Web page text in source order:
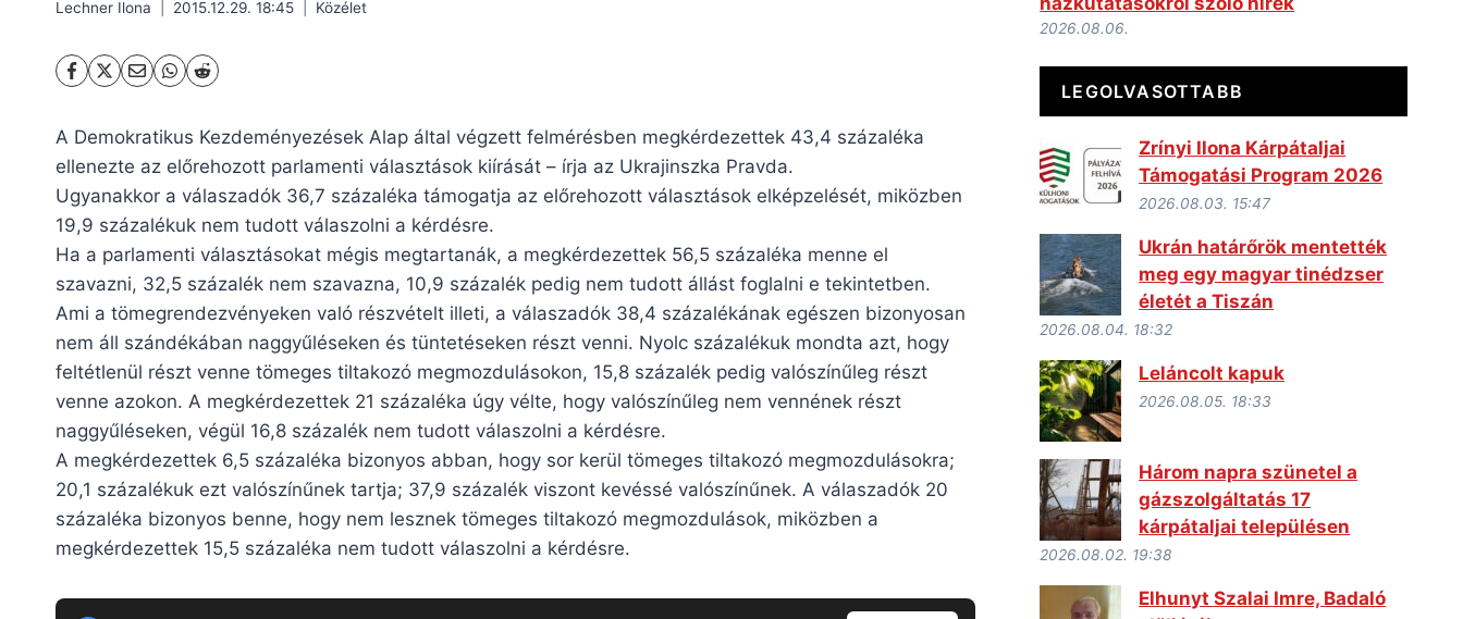
Lechner Ilona 2015.12.29. 18:45 Közélet
A Demokratikus Kezdeményezések Alap által végzett felmérésben megkérdezettek 43,4 százaléka
ellenezte az előrehozott parlamenti választások kiírását – írja az Ukrajinszka Pravda.
Ugyanakkor a válaszadók 36,7 százaléka támogatja az előrehozott választások elképzelését, miközben
19,9 százalékuk nem tudott válaszolni a kérdésre.
Ha a parlamenti választásokat mégis megtartanák, a megkérdezettek 56,5 százaléka menne el
szavazni, 32,5 százalék nem szavazna, 10,9 százalék pedig nem tudott állást foglalni e tekintetben.
Ami a tömegrendezvényeken való részvételt illeti, a válaszadók 38,4 százalékának egészen bizonyosan
nem áll szándékában naggyűléseken és tüntetéseken részt venni. Nyolc százalékuk mondta azt, hogy
feltétlenül részt venne tömeges tiltakozó megmozdulásokon, 15,8 százalék pedig valószínűleg részt
venne azokon. A megkérdezettek 21 százaléka úgy vélte, hogy valószínűleg nem vennének részt
naggyűléseken, végül 16,8 százalék nem tudott válaszolni a kérdésre.
A megkérdezettek 6,5 százaléka bizonyos abban, hogy sor kerül tömeges tiltakozó megmozdulásokra;
20,1 százalékuk ezt valószínűnek tartja; 37,9 százalék viszont kevéssé valószínűnek. A válaszadók 20
százaléka bizonyos benne, hogy nem lesznek tömeges tiltakozó megmozdulások, miközben a
megkérdezettek 15,5 százaléka nem tudott válaszolni a kérdésre.
2026.08.06.
LEGOLVASOTTABB
Zrínyi Ilona Kárpátaljai
Támogatási Program 2026
2026.08.03. 15:47
Ukrán határőrök mentették
meg egy magyar tinédzser
életét a Tiszán
2026.08.04. 18:32
Leláncolt kapuk
2026.08.05. 18:33
Három napra szünetel a
gázszolgáltatás 17
kárpátaljai településen
2026.08.02. 19:38
Elhunyt Szalai Imre, Badaló